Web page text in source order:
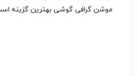
موشن گرافی گوشی بهترین گزینه